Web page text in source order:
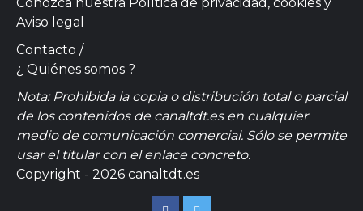
Aviso legal
Contacto /
¿ Quiénes somos ?
Nota: Prohibida la copia o distribución total o parcial
de los contenidos de canaltdt.es en cualquier
medio de comunicación comercial. Sólo se permite
usar el titular con el enlace concreto.
Copyright - 2026 canaltdt.es